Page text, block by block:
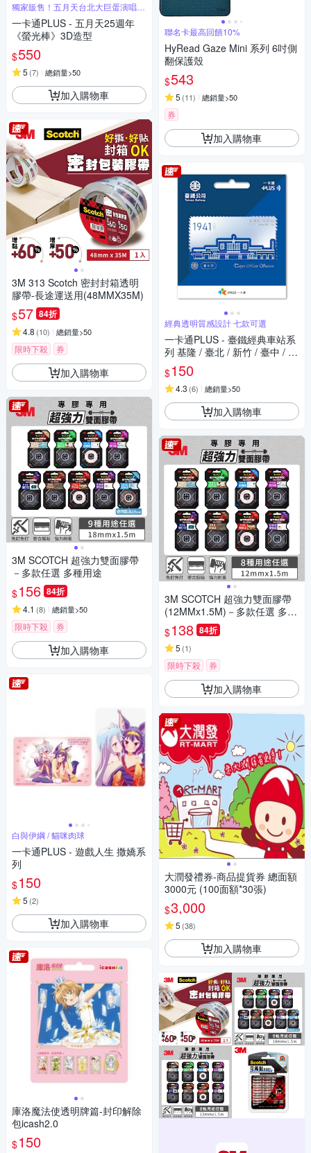
獨家販售！五月天台北大巨蛋演唱會
限定周邊
一卡通PLUS - 五月天25週年
《螢光棒》3D造型
$550
5 (7) 總銷量>50
加入購物車
3M 313 Scotch 密封封箱透明
膠帶-長途運送用(48MMX35M)
$57 84折
4.8 (10) 總銷量>50
限時下殺 券
加入購物車
3M SCOTCH 超強力雙面膠帶
－多款任選 多種用途
$156 84折
4.1 (8) 總銷量>50
限時下殺 券
加入購物車
白與伊綱 / 貓咪肉球
一卡通PLUS - 遊戲人生 撒嬌系
列
$150
5 (2)
加入購物車
庫洛魔法使透明牌篇-封印解除
包icash2.0
$150
聯名卡最高回饋10%
HyRead Gaze Mini 系列 6吋側
翻保護殼
$543
5 (11) 總銷量>50
券
加入購物車
經典透明質感設計 七款可選
一卡通PLUS - 臺鐵經典車站系
列 基隆 / 臺北 / 新竹 / 臺中 / 嘉
$150
4.3 (6) 總銷量>50
加入購物車
3M SCOTCH 超強力雙面膠帶
(12MMx1.5M)－多款任選 多種
用途
$138 84折
5 (1)
限時下殺 券
加入購物車
大潤發禮券-商品提貨券 總面額
3000元 (100面額*30張)
$3,000
5 (38)
加入購物車